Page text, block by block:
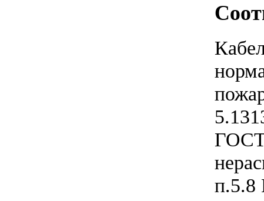
ГОСТ
п.5.8